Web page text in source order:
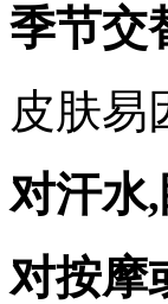
季节交
皮肤易
对汗水
对按摩